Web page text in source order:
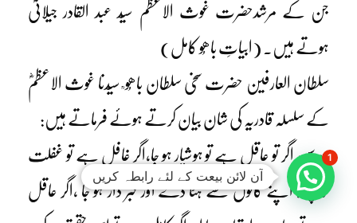
جن کے مرشدحضرت غوث الاعظم سیّد عبد القادر جیلانیؓ
ہوتے ہیں۔ (ابیاتِ باھُو کامل)
سلطان العارفین حضرت سخی سلطان باھُو ؒ سیّدنا غوث الاعظمؓ
کے سلسلہ قادریہ کی شان بیان کرتے ہوئے فرماتے ہیں:
* سن اگر تو عاقل ہے تو ہوشیار ہو جا،اگر غافل ہے تو غفلت
کا پردہ اپنے کانوں سے ہٹا دے اور خبر دار ہو جا ،اگر عاقل
آن لائن بیعت کے لئے رابطہ کریں
1